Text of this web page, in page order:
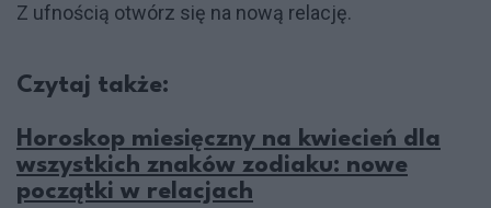
Z ufnością otwórz się na nową relację.
Czytaj także:
Horoskop miesięczny na kwiecień dla
wszystkich znaków zodiaku: nowe
początki w relacjach